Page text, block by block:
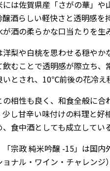
には佐賀県産「さがの華」
醸酒らしい軽快さと透明感を
が酒の柔らかな口当たりを生
洋梨や白桃を思わせる穏や
飲むことで透明感が際立ち
いとされ、10℃前後の花冷え
の相性も良く、和食全般に
少し甘辛い味付けの料理と
、食中酒としても成立してい
「宗政 純米吟醸 -15」は国
ョナル・ワイン・チャレン